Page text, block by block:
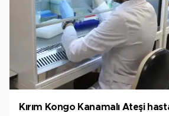
Kırım Kongo Kanamalı Ateşi